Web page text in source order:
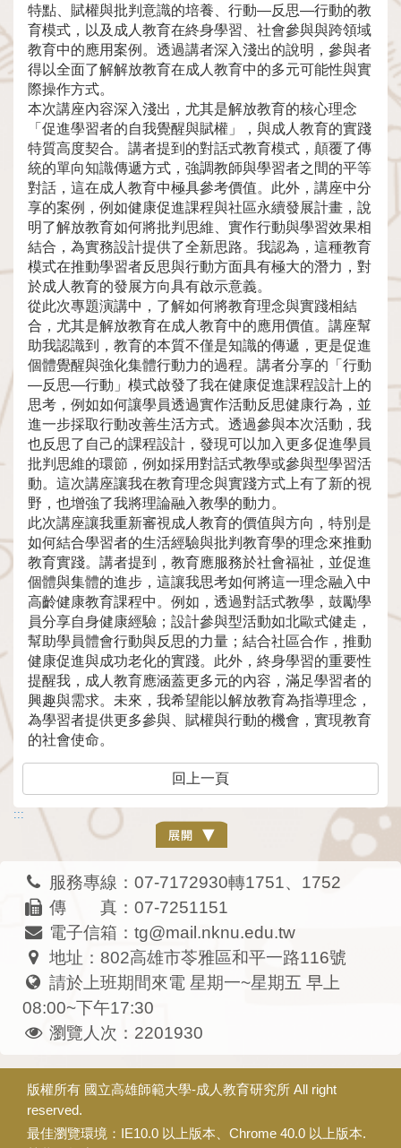
特點、賦權與批判意識的培養、行動—反思—行動的教
育模式，以及成人教育在終身學習、社會參與與跨領域
教育中的應用案例。透過講者深入淺出的說明，參與者
得以全面了解解放教育在成人教育中的多元可能性與實
際操作方式。
本次講座內容深入淺出，尤其是解放教育的核心理念
「促進學習者的自我覺醒與賦權」，與成人教育的實踐
特質高度契合。講者提到的對話式教育模式，顛覆了傳
統的單向知識傳遞方式，強調教師與學習者之間的平等
對話，這在成人教育中極具參考價值。此外，講座中分
享的案例，例如健康促進課程與社區永續發展計畫，說
明了解放教育如何將批判思維、實作行動與學習效果相
結合，為實務設計提供了全新思路。我認為，這種教育
模式在推動學習者反思與行動方面具有極大的潛力，對
於成人教育的發展方向具有啟示意義。
從此次專題演講中，了解如何將教育理念與實踐相結
合，尤其是解放教育在成人教育中的應用價值。講座幫
助我認識到，教育的本質不僅是知識的傳遞，更是促進
個體覺醒與強化集體行動力的過程。講者分享的「行動
—反思—行動」模式啟發了我在健康促進課程設計上的
思考，例如如何讓學員透過實作活動反思健康行為，並
進一步採取行動改善生活方式。透過參與本次活動，我
也反思了自己的課程設計，發現可以加入更多促進學員
批判思維的環節，例如採用對話式教學或參與型學習活
動。這次講座讓我在教育理念與實踐方式上有了新的視
野，也增強了我將理論融入教學的動力。
此次講座讓我重新審視成人教育的價值與方向，特別是
如何結合學習者的生活經驗與批判教育學的理念來推動
教育實踐。講者提到，教育應服務於社會福祉，並促進
個體與集體的進步，這讓我思考如何將這一理念融入中
高齡健康教育課程中。例如，透過對話式教學，鼓勵學
員分享自身健康經驗；設計參與型活動如北歐式健走，
幫助學員體會行動與反思的力量；結合社區合作，推動
健康促進與成功老化的實踐。此外，終身學習的重要性
提醒我，成人教育應涵蓋更多元的內容，滿足學習者的
興趣與需求。未來，我希望能以解放教育為指導理念，
為學習者提供更多參與、賦權與行動的機會，實現教育
的社會使命。
回上一頁
:::
服務專線：07-7172930轉1751、1752
傳 真：07-7251151
電子信箱：tg@mail.nknu.edu.tw
地址：802高雄市苓雅區和平一路116號
請於上班期間來電 星期一~星期五 早上
08:00~下午17:30
瀏覽人次：2201930
版權所有 國立高雄師範大學-成人教育研究所 All right
reserved.
最佳瀏覽環境：IE10.0 以上版本、Chrome 40.0 以上版本.